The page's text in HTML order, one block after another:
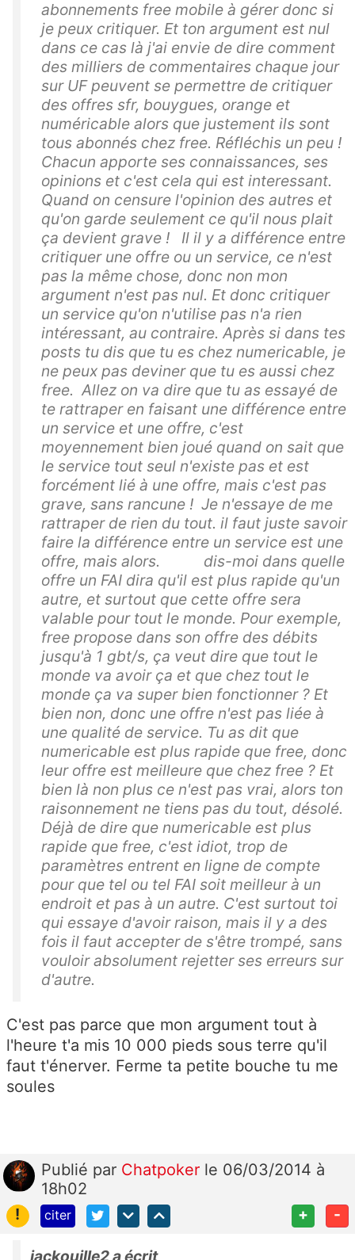
abonnements free mobile à gérer donc si
je peux critiquer. Et ton argument est nul
dans ce cas là j'ai envie de dire comment
des milliers de commentaires chaque jour
sur UF peuvent se permettre de critiquer
des offres sfr, bouygues, orange et
numéricable alors que justement ils sont
tous abonnés chez free. Réfléchis un peu !
Chacun apporte ses connaissances, ses
opinions et c'est cela qui est interessant.
Quand on censure l'opinion des autres et
qu'on garde seulement ce qu'il nous plait
ça devient grave ! Il il y a différence entre
critiquer une offre ou un service, ce n'est
pas la même chose, donc non mon
argument n'est pas nul. Et donc critiquer
un service qu'on n'utilise pas n'a rien
intéressant, au contraire. Après si dans tes
posts tu dis que tu es chez numericable, je
ne peux pas deviner que tu es aussi chez
free. Allez on va dire que tu as essayé de
te rattraper en faisant une différence entre
un service et une offre, c'est
moyennement bien joué quand on sait que
le service tout seul n'existe pas et est
forcément lié à une offre, mais c'est pas
grave, sans rancune ! Je n'essaye de me
rattraper de rien du tout. il faut juste savoir
faire la différence entre un service est une
offre, mais alors. dis-moi dans quelle
offre un FAI dira qu'il est plus rapide qu'un
autre, et surtout que cette offre sera
valable pour tout le monde. Pour exemple,
free propose dans son offre des débits
jusqu'à 1 gbt/s, ça veut dire que tout le
monde va avoir ça et que chez tout le
monde ça va super bien fonctionner ? Et
bien non, donc une offre n'est pas liée à
une qualité de service. Tu as dit que
numericable est plus rapide que free, donc
leur offre est meilleure que chez free ? Et
bien là non plus ce n'est pas vrai, alors ton
raisonnement ne tiens pas du tout, désolé.
Déjà de dire que numericable est plus
rapide que free, c'est idiot, trop de
paramètres entrent en ligne de compte
pour que tel ou tel FAI soit meilleur à un
endroit et pas à un autre. C'est surtout toi
qui essaye d'avoir raison, mais il y a des
fois il faut accepter de s'être trompé, sans
vouloir absolument rejetter ses erreurs sur
d'autre.
C'est pas parce que mon argument tout à
l'heure t'a mis 10 000 pieds sous terre qu'il
faut t'énerver. Ferme ta petite bouche tu me
soules
Publié par Chatpoker le 06/03/2014 à
18h02
!
citer + -
jackouille2 a écrit